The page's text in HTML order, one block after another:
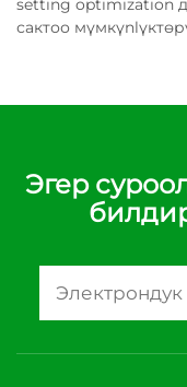
setting optimization
сактоо
Эгер